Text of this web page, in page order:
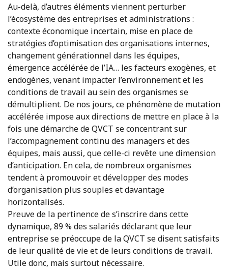
Au-delà, d’autres éléments viennent perturber
l’écosystème des entreprises et administrations :
contexte économique incertain, mise en place de
stratégies d’optimisation des organisations internes,
changement générationnel dans les équipes,
émergence accélérée de l’IA… les facteurs exogènes, et
endogènes, venant impacter l’environnement et les
conditions de travail au sein des organismes se
démultiplient. De nos jours, ce phénomène de mutation
accélérée impose aux directions de mettre en place à la
fois une démarche de QVCT se concentrant sur
l’accompagnement continu des managers et des
équipes, mais aussi, que celle-ci revête une dimension
d’anticipation. En cela, de nombreux organismes
tendent à promouvoir et développer des modes
d’organisation plus souples et davantage
horizontalisés.
Preuve de la pertinence de s’inscrire dans cette
dynamique, 89 % des salariés déclarant que leur
entreprise se préoccupe de la QVCT se disent satisfaits
de leur qualité de vie et de leurs conditions de travail.
Utile donc, mais surtout nécessaire.